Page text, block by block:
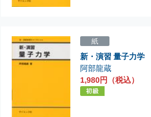
紙
新・演習 量子力学
阿部龍蔵
1,980円（税込）